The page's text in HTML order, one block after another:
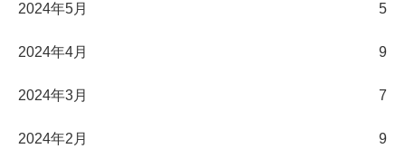
2024年5月 5
2024年4月 9
2024年3月 7
2024年2月 9